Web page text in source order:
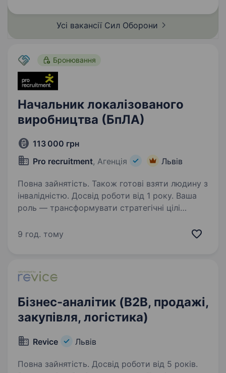
analyst в аналітичну…
Усі вакансії Сил Оборони
Бронювання
Начальник локалізованого
виробництва (БпЛА)
113 000 грн
Pro recruitment, Агенція Львів
Повна зайнятість. Також готові взяти людину з
інвалідністю. Досвід роботи від 1 року. Ваша
роль — трансформувати стратегічні цілі
забезпечуючи максимальну потужність
лідер з аналітичним…
9 год. тому
Бізнес-аналітик (B2B, продажі,
закупівля, логістика)
Revice Львів
Повна зайнятість. Досвід роботи від 5 років.